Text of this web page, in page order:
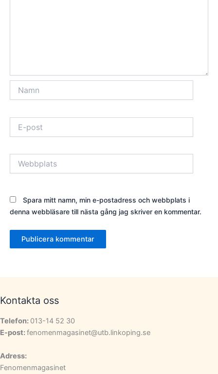
post
Spara mitt namn, min e-postadress och webbplats i
denna webbläsare till nästa gång jag skriver en kommentar.
Kontakta oss
Telefon: 013-14 52 30
E-post:fenomenmagasinet@utb.linkoping.se
Adress:
Fenomenmagasinet